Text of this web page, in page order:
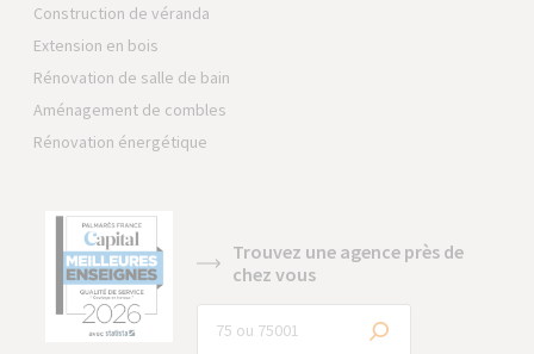
Construction de véranda
Extension en bois
Rénovation de salle de bain
Aménagement de combles
Rénovation énergétique
Trouvez une agence près de
chez vous